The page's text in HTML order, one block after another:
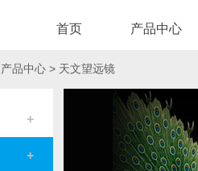
首页 产品中心
产品中心 > 天文望远镜
+
+